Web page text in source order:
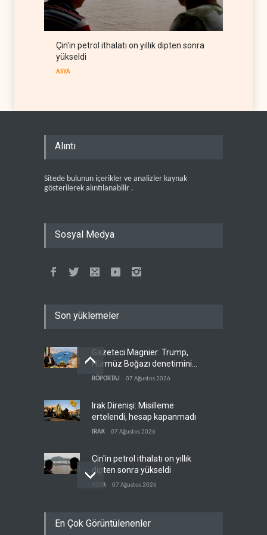
Çin'in petrol ithalatı on yıllık dipten sonra
yükseldi
ASYA
Alıntı
Sitede bulunun içerikler ve analizler kaynak
gösterilerek alıntılanabilir .
Sosyal Medya
Son yüklemeler
Gazeteci Magnier: Trump,
Hürmüz Boğazı denetimini
doğrudan İran ve Umman'a
RÖPORTAJ 07 Ağustos 2026
Irak Direnişi: Misilleme
ertelendi, hesap kapanmadı
IRAK 07 Ağustos 2026
Çin'in petrol ithalatı on yıllık
dipten sonra yükseldi
ASYA 07 Ağustos 2026
sonra petrol üretimini rekor
En Çok Görüntülenenler